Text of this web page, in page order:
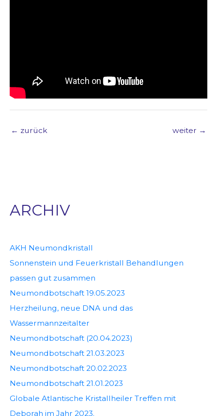
← zurück weiter →
ARCHIV
AKH Neumondkristall
Sonnenstein und Feuerkristall Behandlungen
passen gut zusammen
Neumondbotschaft 19.05.2023
Herzheilung, neue DNA und das
Wassermannzeitalter
Neumondbotschaft (20.04.2023)
Neumondbotschaft 21.03.2023
Neumondbotschaft 20.02.2023
Neumondbotschaft 21.01.2023
Globale Atlantische Kristallheiler Treffen mit
Deborah im Jahr 2023.